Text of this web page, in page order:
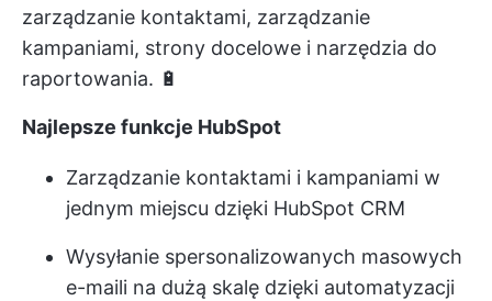
zarządzanie kontaktami, zarządzanie
kampaniami, strony docelowe i narzędzia do
raportowania. 🔋
Najlepsze funkcje HubSpot
Zarządzanie kontaktami i kampaniami w
jednym miejscu dzięki HubSpot CRM
Wysyłanie spersonalizowanych masowych
e-maili na dużą skalę dzięki automatyzacji